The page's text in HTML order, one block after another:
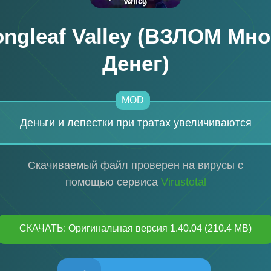
Valley (ВЗЛОМ
Денег)
MOD
Деньги и лепестки при тратах увеличиваются
Скачиваемый файл проверен на вирусы с
помощью сервиса Virustotal
СКАЧАТЬ: Оригинальная версия 1.40.04 (210.4 MB)